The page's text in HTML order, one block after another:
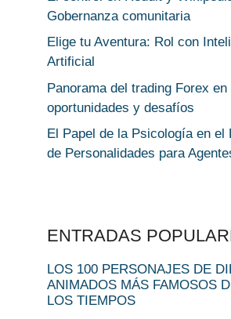
Gobernanza comunitaria
Elige tu Aventura: Rol con
Artificial
Panorama del trading Forex
oportunidades y desafíos
El Papel de la Psicología en el
de Personalidades para
ENTRADAS
LOS 100 PERSONAJES DE
ANIMADOS MÁS FAMOSOS
LOS TIEMPOS